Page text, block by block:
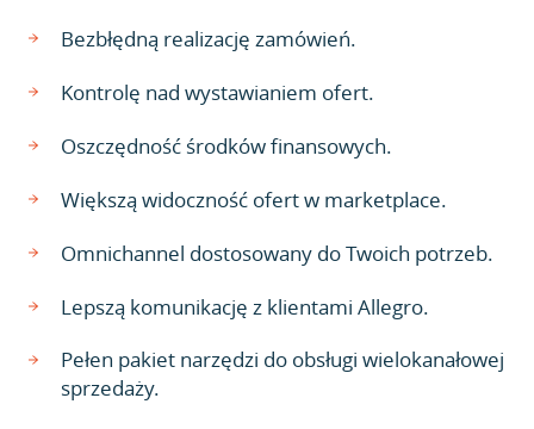
Bezbłędną realizację zamówień.
Kontrolę nad wystawianiem ofert.
Oszczędność środków finansowych.
Większą widoczność ofert w marketplace.
Omnichannel dostosowany do Twoich potrzeb.
Lepszą komunikację z klientami Allegro.
Pełen pakiet narzędzi do obsługi wielokanałowej
sprzedaży.